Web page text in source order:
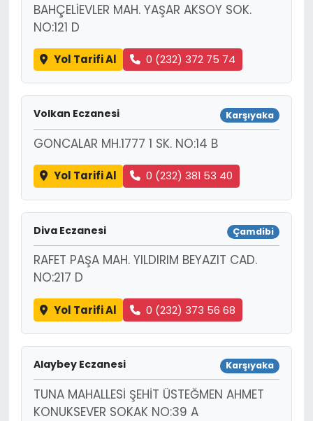
BAHÇELİEVLER MAH. YAŞAR AKSOY SOK.
NO:121 D
Yol Tarifi Al 0 (232) 372 75 74
Volkan Eczanesi Karşıyaka
GONCALAR MH.1777 1 SK. NO:14 B
Yol Tarifi Al 0 (232) 381 53 40
Diva Eczanesi Çamdibi
RAFET PAŞA MAH. YILDIRIM BEYAZIT CAD.
NO:217 D
Yol Tarifi Al 0 (232) 373 56 68
Alaybey Eczanesi Karşıyaka
TUNA MAHALLESİ ŞEHİT ÜSTEĞMEN AHMET
KONUKSEVER SOKAK NO:39 A